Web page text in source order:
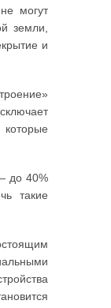
могут
земли,
и
до 40%
такие